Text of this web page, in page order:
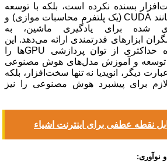
بسنده نکرده است، بلکه با توسعه
پلتفرم‌های نرم‌افزاری مانند CUDA (یک پلتفرم محاسبات موازی) و
شده‌ برای یادگیری ماشین، به
ابزارهای قدرتمندی ارائه می‌دهد. این
پلتفرم‌ها امکان استفاده حداکثری از توان پردازشی GPUها را
توسعه و آموزش مدل‌های هوش مصنوعی
دیگر، انویدیا نه تنها سخت‌افزار، بلکه
برای پیشبرد هوش مصنوعی را نیز
نقطه عطفی برای اینترنت اشیاء